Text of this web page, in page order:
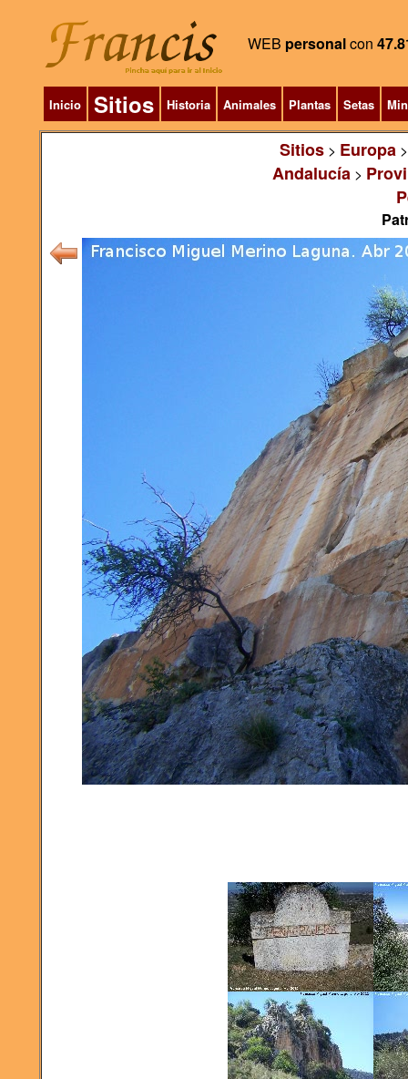
WEB personalcon
Inicio Sitios Historia Animales Plantas Setas
Sitios> Europa
Andalucía>